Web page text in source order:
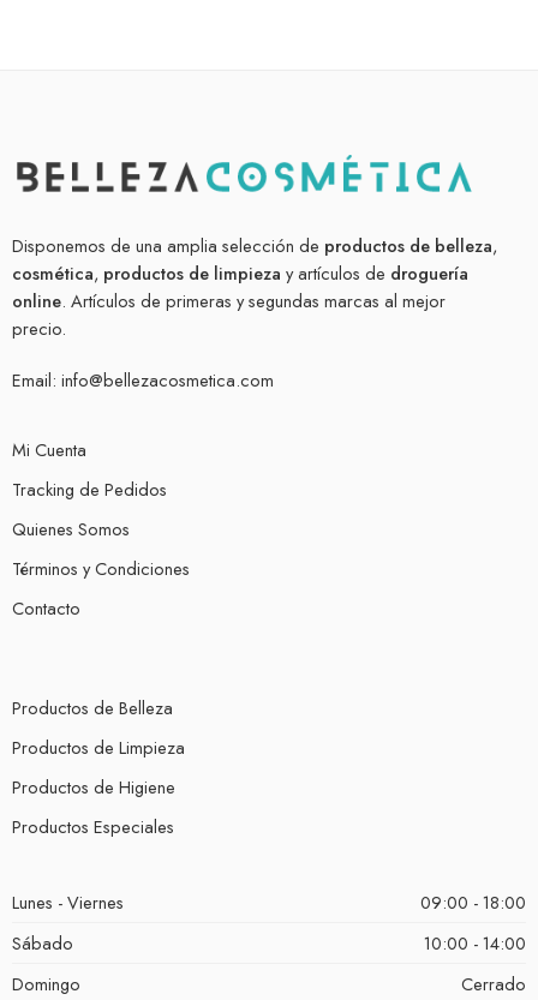
Disponemos de una amplia selección de productos de belleza,
cosmética, productos de limpieza y artículos de droguería
online. Artículos de primeras y segundas marcas al mejor
precio.
Email: info@bellezacosmetica.com
Mi Cuenta
Tracking de Pedidos
Quienes Somos
Términos y Condiciones
Contacto
Productos de Belleza
Productos de Limpieza
Productos de Higiene
Productos Especiales
Lunes - Viernes
09:00 - 18:00
Sábado
10:00 - 14:00
Domingo
Cerrado